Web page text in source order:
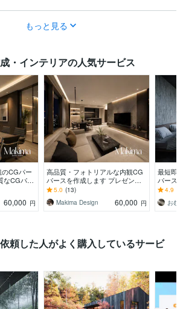
もっと見る
・インテリアの人気サービス
CGパー
CGパー
メージを
60,000 円
高品質・フォトリアルな内観CG
パースを作成します プレゼンや
広告に最適！ビジネスシーンで輝
く高品質パース
5.0 (13)
Makima Design
60,000 円
最短即
パース
ペ日本
ードは
4.9
頼した人がよく購入しているサービ